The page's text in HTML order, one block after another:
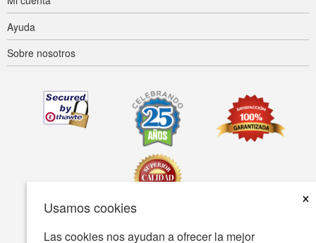
Usamos cookies
×
Las cookies nos ayudan a ofrecer la mejor
Ayuda
Sobre nosotros
Accesibilidad Condiciones de uso Política de privacidad